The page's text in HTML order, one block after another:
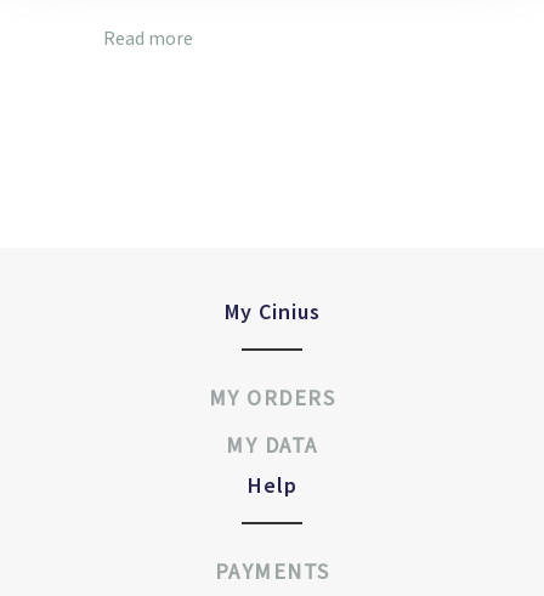
Read more
My Cinius
MY ORDERS
MY DATA
Help
PAYMENTS